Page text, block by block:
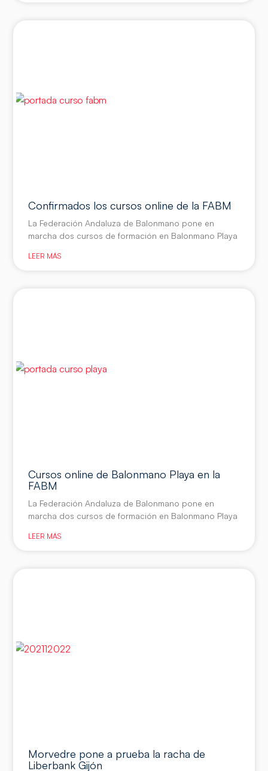
Confirmados los cursos online de la FABM
La Federación Andaluza de Balonmano pone en
marcha dos cursos de formación en Balonmano Playa
LEER MÁS
Cursos online de Balonmano Playa en la
FABM
La Federación Andaluza de Balonmano pone en
marcha dos cursos de formación en Balonmano Playa
LEER MÁS
Morvedre pone a prueba la racha de
Liberbank Gijón